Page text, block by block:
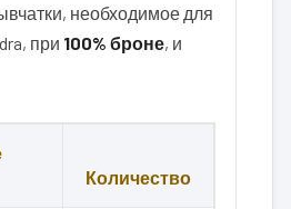
необходимое для
при 100% броне, и
Количество